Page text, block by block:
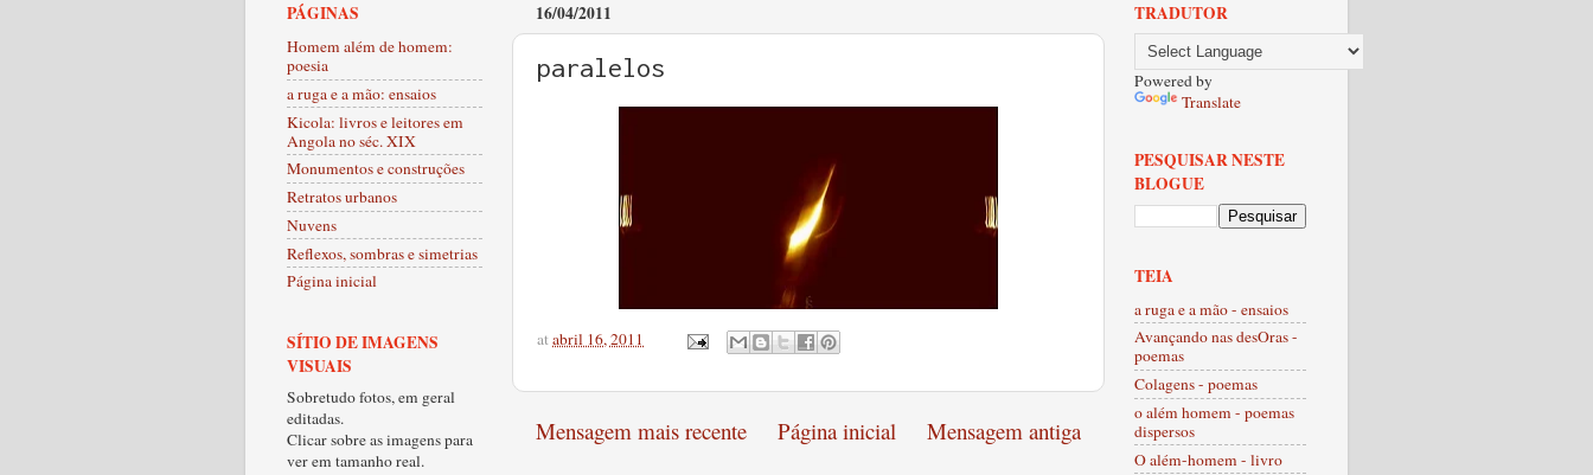
16/04/2011
paralelos
atabril 16, 2011
Mensagem mais recente Mensagem antiga
Página inicial
PÁGINAS
Homem além de homem:
poesia
a ruga e a mão: ensaios
Kicola: livros e leitores em
Angola no séc. XIX
Monumentos e construções
Retratos urbanos
Nuvens
Reflexos, sombras e simetrias
Página inicial
SÍTIO DE IMAGENS
VISUAIS
Sobretudo fotos, em geral
editadas.
Clicar sobre as imagens para
ver em tamanho real.
TRADUTOR
Powered by
Translate
PESQUISAR NESTE
BLOGUE
TEIA
a ruga e a mão - ensaios
Avançando nas desOras -
poemas
Colagens - poemas
o além homem - poemas
dispersos
O além-homem - livro